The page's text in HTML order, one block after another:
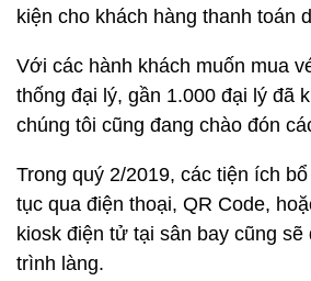
kiện cho khách hàng thanh toán
Với các hành khách muốn mua
thống đại lý, gần 1.000 đại lý đã
chúng tôi cũng đang chào đón
Trong quý 2/2019, các tiện ích
tục qua điện thoại, QR Code,
kiosk điện tử tại sân bay cũng
trình làng.